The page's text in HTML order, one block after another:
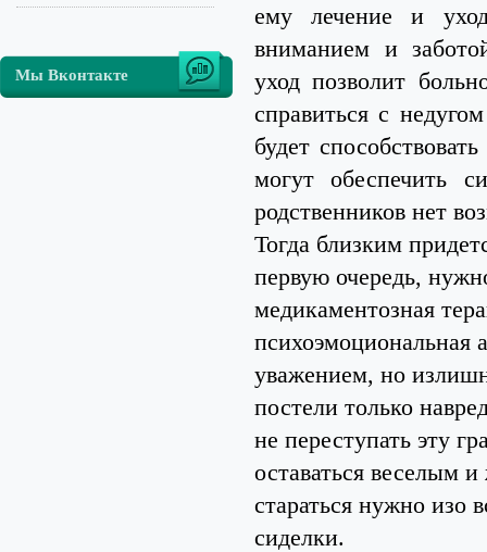
Мы Вконтакте
ему лечение и
вниманием и
уход позволит
справиться с
будет
могут обеспечить
родственников нет
Тогда близким
первую очередь,
медикаментозная
психоэмоциональная
уважением, но
постели только
не переступать эту
оставаться веселым
стараться нужно изо
сиделки.